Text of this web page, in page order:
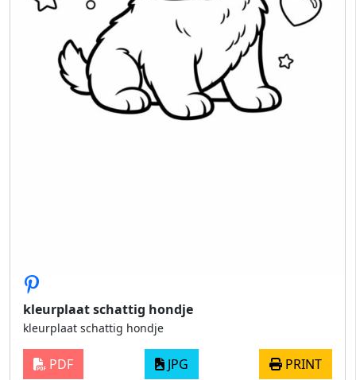
kleurplaat schattig hondje
kleurplaat schattig hondje
PDF JPG PRINT